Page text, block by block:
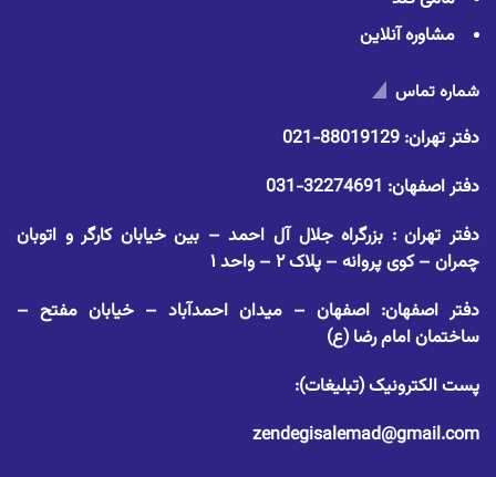
مشاوره آنلاین
شماره تماس
دفتر تهران: 88019129-021
دفتر اصفهان: 32274691-031
دفتر تهران : بزرگراه جلال آل احمد – بین خیابان کارگر و اتوبان
چمران – کوی پروانه – پلاک ۲ – واحد ۱
دفتر اصفهان: اصفهان – میدان احمدآباد – خیابان مفتح –
ساختمان امام رضا (ع)
پست الکترونیک (تبلیغات):
zendegisalemad@gmail.com